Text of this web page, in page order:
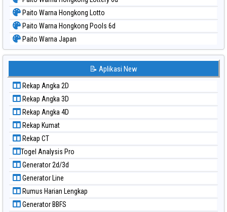
Paito Warna Hongkong Lotto
Paito Warna Hongkong Pools 6d
Paito Warna Japan
Paito Warna Japan 6d
Paito Warna Kuda Lari
Paito Warna Magnum Cambodia
Paito Warna Nagoya
Paito Warna New York Midday
Paito Warna North Carolina Day
Paito Warna Pcso
Paito Warna Pennsylvania Day
Paito Warna Sao Paulo
Paito Warna Singapore
Paito Warna Sydney
📝 Aplikasi New
Rekap Angka 2D
Rekap Angka 3D
Rekap Angka 4D
Rekap Kumat
Rekap CT
Togel Analysis Pro
Generator 2d/3d
Generator Line
Rumus Harian Lengkap
Generator BBFS